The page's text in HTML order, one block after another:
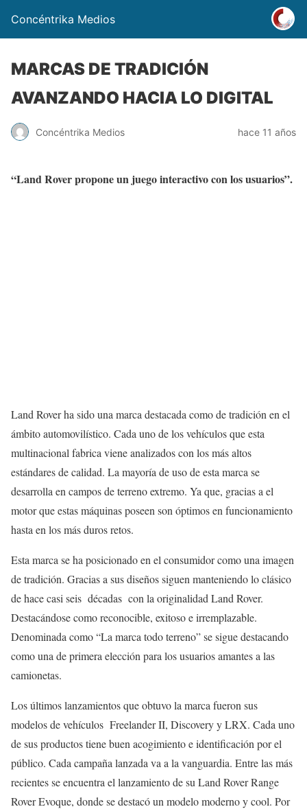
Concéntrika Medios
MARCAS DE TRADICIÓN
AVANZANDO HACIA LO DIGITAL
Concéntrika Medios hace 11 años
“Land Rover propone un juego interactivo con los usuarios”.
Land Rover ha sido una marca destacada como de tradición en el
ámbito automovilístico. Cada uno de los vehículos que esta
multinacional fabrica viene analizados con los más altos
estándares de calidad. La mayoría de uso de esta marca se
desarrolla en campos de terreno extremo. Ya que, gracias a el
motor que estas máquinas poseen son óptimos en funcionamiento
hasta en los más duros retos.
Esta marca se ha posicionado en el consumidor como una imagen
de tradición. Gracias a sus diseños siguen manteniendo lo clásico
de hace casi seis décadas con la originalidad Land Rover.
Destacándose como reconocible, exitoso e irremplazable.
Denominada como “La marca todo terreno” se sigue destacando
como una de primera elección para los usuarios amantes a las
camionetas.
Los últimos lanzamientos que obtuvo la marca fueron sus
modelos de vehículos Freelander II, Discovery y LRX. Cada uno
de sus productos tiene buen acogimiento e identificación por el
público. Cada campaña lanzada va a la vanguardia. Entre las más
recientes se encuentra el lanzamiento de su Land Rover Range
Rover Evoque, donde se destacó un modelo moderno y cool. Por